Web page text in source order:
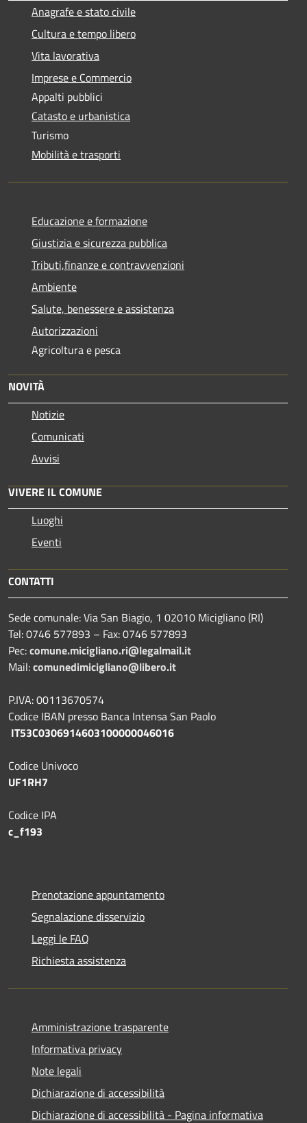
Anagrafe e stato civile
Cultura e tempo libero
Vita lavorativa
Imprese e Commercio
Appalti pubblici
Catasto e urbanistica
Turismo
Mobilità e trasporti
Educazione e formazione
Giustizia e sicurezza pubblica
Tributi,finanze e contravvenzioni
Ambiente
Salute, benessere e assistenza
Autorizzazioni
Agricoltura e pesca
NOVITÀ
Notizie
Comunicati
Avvisi
VIVERE IL COMUNE
Luoghi
Eventi
CONTATTI
Sede comunale: Via San Biagio, 1 02010 Micigliano (RI)
Tel: 0746 577893 – Fax: 0746 577893
Pec:comune.micigliano.ri@legalmail.it
Mail:comunedimicigliano@libero.it
P.IVA: 00113670574
Codice IBAN presso Banca Intensa San Paolo
IT53C0306914603100000046016
Codice Univoco
UF1RH7
Codice IPA
c_f193
Prenotazione appuntamento
Segnalazione disservizio
Leggi le FAQ
Richiesta assistenza
Amministrazione trasparente
Informativa privacy
Note legali
Dichiarazione di accessibilità
Dichiarazione di accessibilità - Pagina informativa